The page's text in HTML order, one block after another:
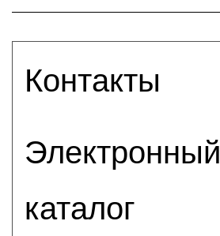
Контакты
Электронный
каталог